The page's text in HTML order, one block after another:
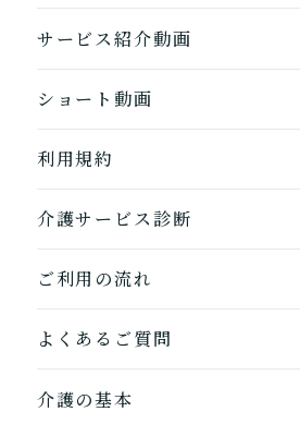
サービス紹介動画
ショート動画
利用規約
介護サービス診断
ご利用の流れ
よくあるご質問
介護の基本